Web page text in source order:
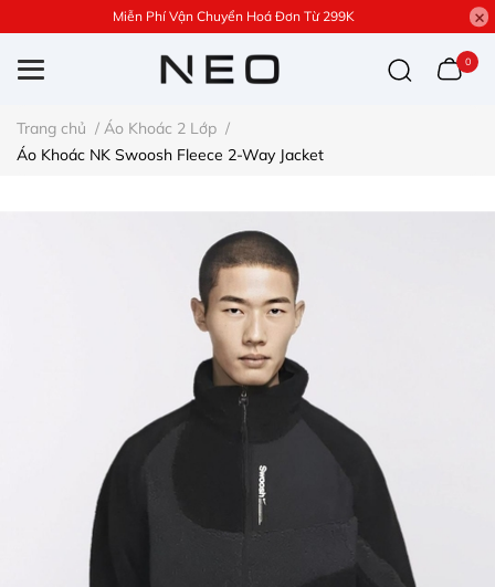
Miễn Phí Vận Chuyển Hoá Đơn Từ 299K
0
Trang chủ / Áo Khoác 2 Lớp /
Áo Khoác NK Swoosh Fleece 2-Way Jacket